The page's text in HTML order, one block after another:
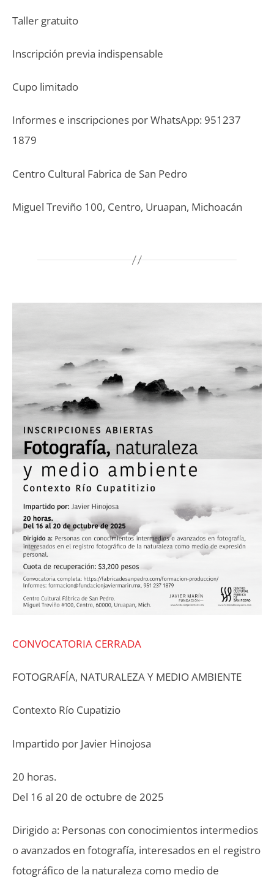
Taller gratuito
Inscripción previa indispensable
Cupo limitado
Informes e inscripciones por WhatsApp: 951237
1879
Centro Cultural Fabrica de San Pedro
Miguel Treviño 100, Centro, Uruapan, Michoacán
CONVOCATORIA CERRADA
FOTOGRAFÍA, NATURALEZA Y MEDIO AMBIENTE
Contexto Río Cupatizio
Impartido por Javier Hinojosa
20 horas.
Del 16 al 20 de octubre de 2025
Dirigido a: Personas con conocimientos intermedios
o avanzados en fotografía, interesados en el registro
fotográfico de la naturaleza como medio de